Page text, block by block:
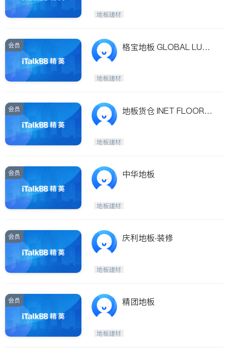
地板建材
会员
格宝地板 GLOBAL LUM
地板建材
会员
地板货仓 INET FLOORIN
地板建材
会员 中华地板
地板建材
会员 庆利地板‧装修
地板建材
会员 精团地板
地板建材